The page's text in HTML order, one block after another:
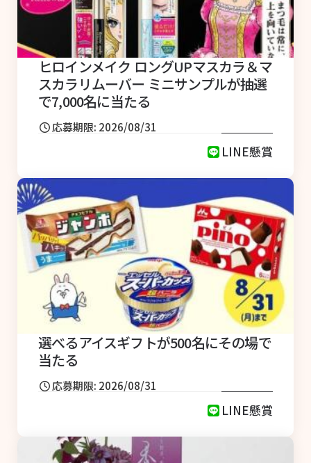
応募期限: 2026/08/31
ヒロインメイク ロングUPマスカラ＆マ
スカラリムーバー ミニサンプルが抽選
で7,000名に当たる
LINE懸賞
応募期限: 2026/08/31
選べるアイスギフトが500名にその場で
当たる
LINE懸賞